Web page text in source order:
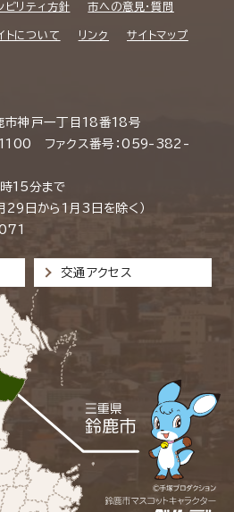
ビリティ方針 市への意見・質問
トについて リンク サイトマップ
神戸一丁目18番18号
ファクス番号：059-382-
15分まで
29日から1月3日を除く）
交通アクセス